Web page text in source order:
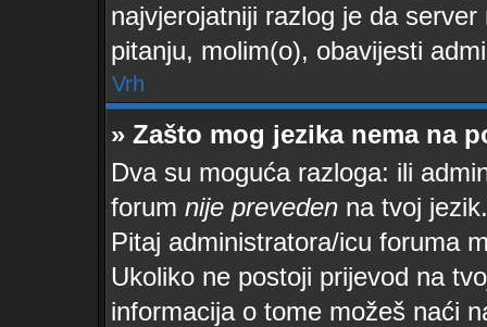
najvjerojatniji razlog je da
pitanju, molim(o), obavijesti
Vrh
» Zašto mog jezika nema na
Dva su moguća razloga: ili
forum nije preveden na tvoj jezik.
Pitaj administratora/icu foruma
Ukoliko ne postoji prijevod na
informacija o tome možeš naći